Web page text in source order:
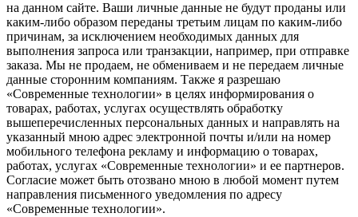
на данном сайте. Ваши личные данные не будут проданы или
каким-либо образом переданы третьим лицам по каким-либо
причинам, за исключением необходимых данных для
выполнения запроса или транзакции, например, при отправке
заказа. Мы не продаем, не обмениваем и не передаем личные
данные сторонним компаниям. Также я разрешаю
«Современные технологии» в целях информирования о
товарах, работах, услугах осуществлять обработку
вышеперечисленных персональных данных и направлять на
указанный мною адрес электронной почты и/или на номер
мобильного телефона рекламу и информацию о товарах,
работах, услугах «Современные технологии» и ее партнеров.
Согласие может быть отозвано мною в любой момент путем
направления письменного уведомления по адресу
«Современные технологии».